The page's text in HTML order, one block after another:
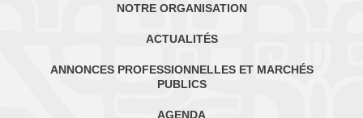
NOTRE ORGANISATION
ACTUALITÉS
ANNONCES PROFESSIONNELLES ET MARCHÉS
PUBLICS
AGENDA